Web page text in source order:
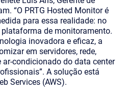
“O PRTG Hosted Monitor é
para essa realidade: no
de monitoramento.
inovadora e eficaz, a
em servidores, rede,
condicionado do data center
A solução está
Services (AWS).